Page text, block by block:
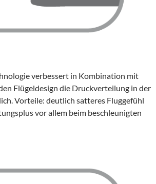
verbessert in Kombination mit
Flügeldesign die Druckverteilung in der
Vorteile: deutlich satteres Fluggefühl
vor allem beim beschleunigten